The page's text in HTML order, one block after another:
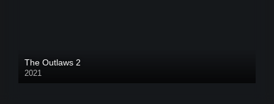
The Outlaws 2
2021